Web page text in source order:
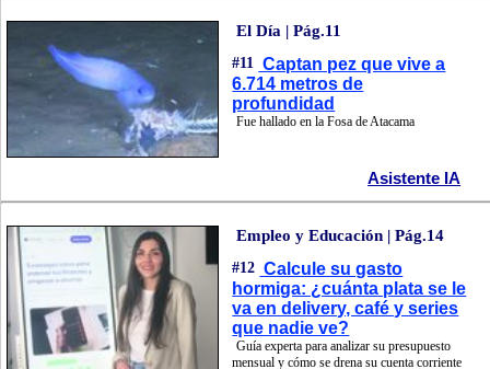
El Día | Pág.11
#11
Captan pez que vive a
6.714 metros de
profundidad
Fue hallado en la Fosa de Atacama
Asistente IA
Empleo y Educación | Pág.14
#12 Calcule su gasto
hormiga: ¿cuánta plata se le
va en delivery, café y series
que nadie ve?
Guía experta para analizar su presupuesto
mensual y cómo se drena su cuenta corriente